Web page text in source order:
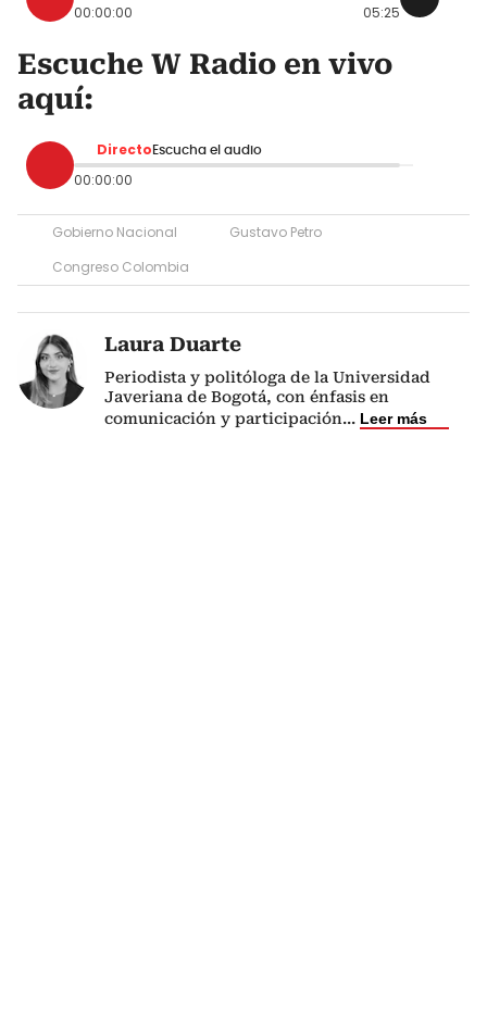
00:00:00 05:25
Escuche W Radio en vivo
aquí:
Directo Escucha el audio
00:00:00
Gobierno Nacional
Gustavo Petro
Congreso Colombia
Laura Duarte
Periodista y politóloga de la Universidad
Javeriana de Bogotá, con énfasis en
comunicación y participación... Leer más